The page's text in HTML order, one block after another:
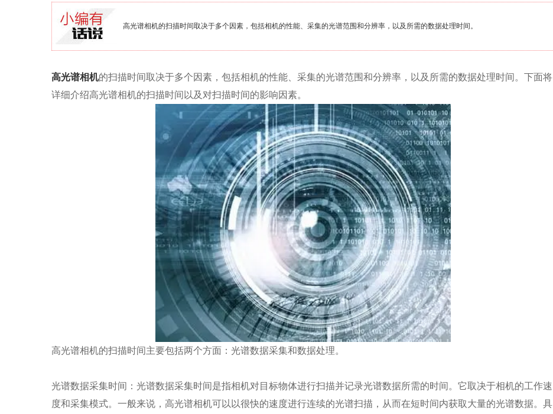
高光谱相机的扫描时间取决于多个因素，包括相机的性能、采集的光谱范围和分辨率，以及所需的数据处理时间。
高光谱相机的扫描时间取决于多个因素，包括相机的性能、采集的光谱范围和分辨率，以及所需的数据处理时间。下面将
详细介绍高光谱相机的扫描时间以及对扫描时间的影响因素。
高光谱相机的扫描时间主要包括两个方面：光谱数据采集和数据处理。
光谱数据采集时间：光谱数据采集时间是指相机对目标物体进行扫描并记录光谱数据所需的时间。它取决于相机的工作速
度和采集模式。一般来说，高光谱相机可以以很快的速度进行连续的光谱扫描，从而在短时间内获取大量的光谱数据。具